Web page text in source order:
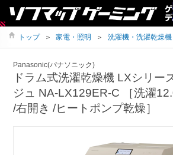
トップ ＞ 家電・照明 ＞ 洗濯機・洗濯乾燥機
Panasonic(パナソニック)
ドラム式洗濯乾燥機 LXシリー
ジュ NA-LX129ER-C ［洗濯
/右開き /ヒートポンプ乾燥］